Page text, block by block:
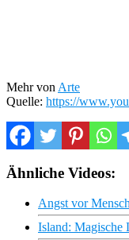
Mehr von Arte
Quelle: https://
Ähnliche Videos:
Angst vor
Island: Magische